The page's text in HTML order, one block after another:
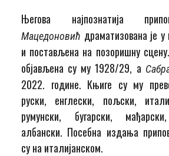
Његова најпознатија
Мацедоновић драматизована је
и постављена на позоришну сцену.
објављена су му 1928/29, а
2022. године. Књиге су му
руски, енглески, пољски,
румунски, бугарски,
албански. Посебна издања
су на италијанском.